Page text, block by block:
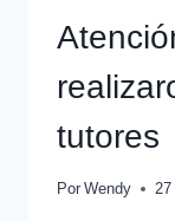
tutores
Por Wendy